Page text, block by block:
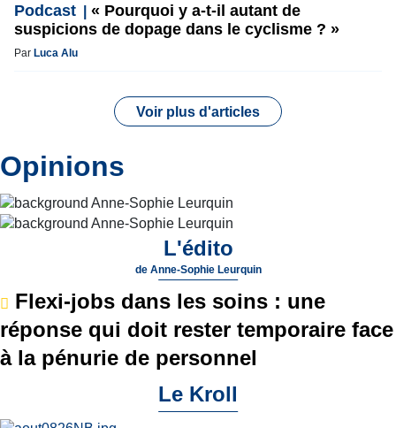
Podcast
« Pourquoi y a-t-il autant de
suspicions de dopage dans le cyclisme ? »
Par Luca Alu
Voir plus d'articles
Opinions
L'édito
de Anne-Sophie Leurquin
Flexi-jobs dans les soins : une
réponse qui doit rester temporaire face
à la pénurie de personnel
Le Kroll